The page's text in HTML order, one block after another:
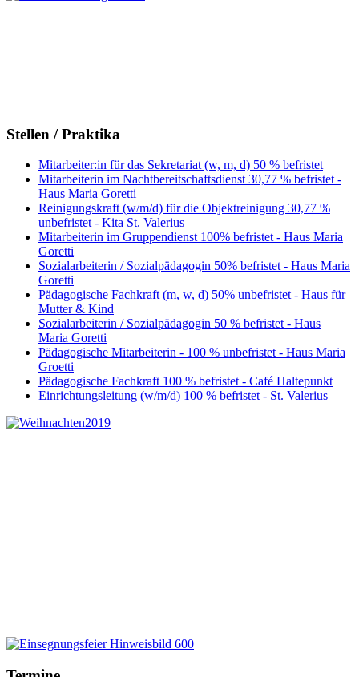
Stellen / Praktika
Mitarbeiter:in für das Sekretariat (w, m, d) 50 % befristet
Mitarbeiterin im Nachtbereitschaftsdienst 30,77 % befristet -
Haus Maria Goretti
Reinigungskraft (w/m/d) für die Objektreinigung 30,77 %
unbefristet - Kita St. Valerius
Mitarbeiterin im Gruppendienst 100% befristet - Haus Maria
Goretti
Sozialarbeiterin / Sozialpädagogin 50% befristet - Haus Maria
Goretti
Pädagogische Fachkraft (m, w, d) 50% unbefristet - Haus für
Mutter & Kind
Sozialarbeiterin / Sozialpädagogin 50 % befristet - Haus
Maria Goretti
Pädagogische Mitarbeiterin - 100 % unbefristet - Haus Maria
Groetti
Pädagogische Fachkraft 100 % befristet - Café Haltepunkt
Einrichtungsleitung (w/m/d) 100 % befristet - St. Valerius